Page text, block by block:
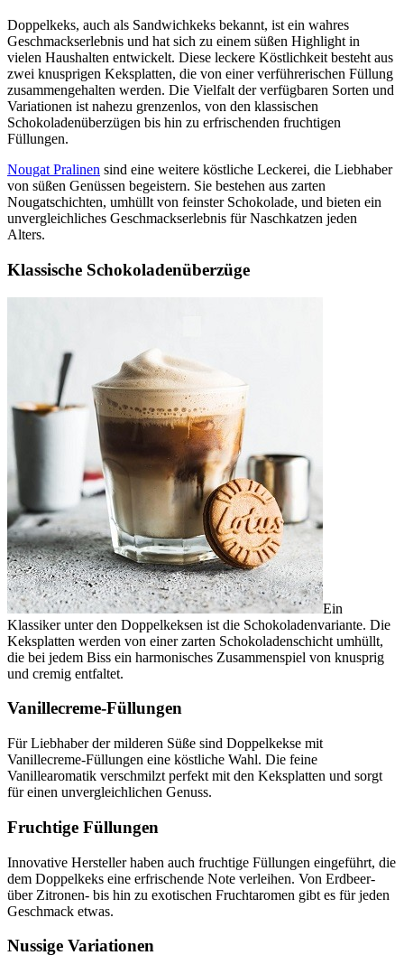
Doppelkeks, auch als Sandwichkeks bekannt, ist ein wahres
Geschmackserlebnis und hat sich zu einem süßen Highlight in
vielen Haushalten entwickelt. Diese leckere Köstlichkeit besteht aus
zwei knusprigen Keksplatten, die von einer verführerischen Füllung
zusammengehalten werden. Die Vielfalt der verfügbaren Sorten und
Variationen ist nahezu grenzenlos, von den klassischen
Schokoladenüberzügen bis hin zu erfrischenden fruchtigen
Füllungen.
Nougat Pralinen sind eine weitere köstliche Leckerei, die Liebhaber
von süßen Genüssen begeistern. Sie bestehen aus zarten
Nougatschichten, umhüllt von feinster Schokolade, und bieten ein
unvergleichliches Geschmackserlebnis für Naschkatzen jeden
Alters.
Klassische Schokoladenüberzüge
Ein
Klassiker unter den Doppelkeksen ist die Schokoladenvariante. Die
Keksplatten werden von einer zarten Schokoladenschicht umhüllt,
die bei jedem Biss ein harmonisches Zusammenspiel von knusprig
und cremig entfaltet.
Vanillecreme-Füllungen
Für Liebhaber der milderen Süße sind Doppelkekse mit
Vanillecreme-Füllungen eine köstliche Wahl. Die feine
Vanillearomatik verschmilzt perfekt mit den Keksplatten und sorgt
für einen unvergleichlichen Genuss.
Fruchtige Füllungen
Innovative Hersteller haben auch fruchtige Füllungen eingeführt, die
dem Doppelkeks eine erfrischende Note verleihen. Von Erdbeer-
über Zitronen- bis hin zu exotischen Fruchtaromen gibt es für jeden
Geschmack etwas.
Nussige Variationen